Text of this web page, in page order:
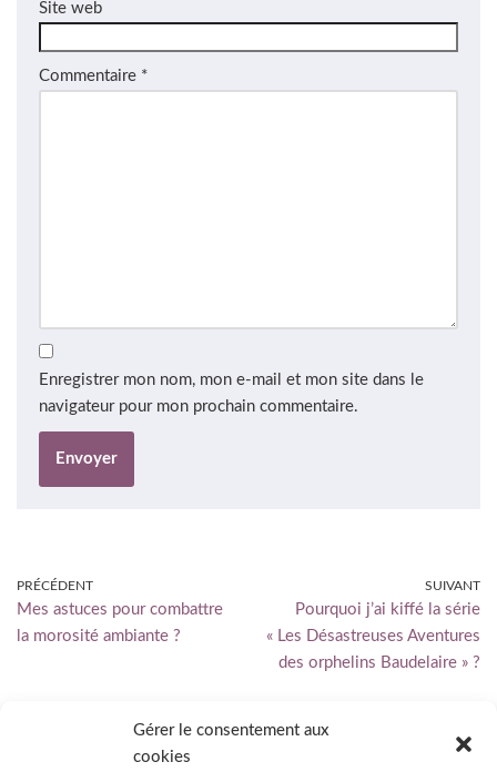
Gérer le consentement aux
cookies
Site web
Commentaire *
Enregistrer mon nom, mon e-mail et mon site dans le
navigateur pour mon prochain commentaire.
PRÉCÉDENT
Mes astuces pour combattre
la morosité ambiante ?
SUIVANT
Pourquoi j’ai kiffé la série
« Les Désastreuses Aventures
des orphelins Baudelaire » ?